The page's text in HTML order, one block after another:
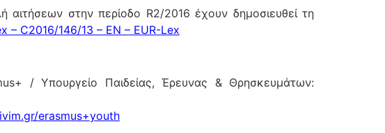
στην περίοδο R2/2016 έχουν δημοσιευθεί τη
– C2016/146/13 – EN – EUR-Lex
/ Υπουργείο Παιδείας, Έρευνας & Θρησκευμάτων:
erasmus+youth